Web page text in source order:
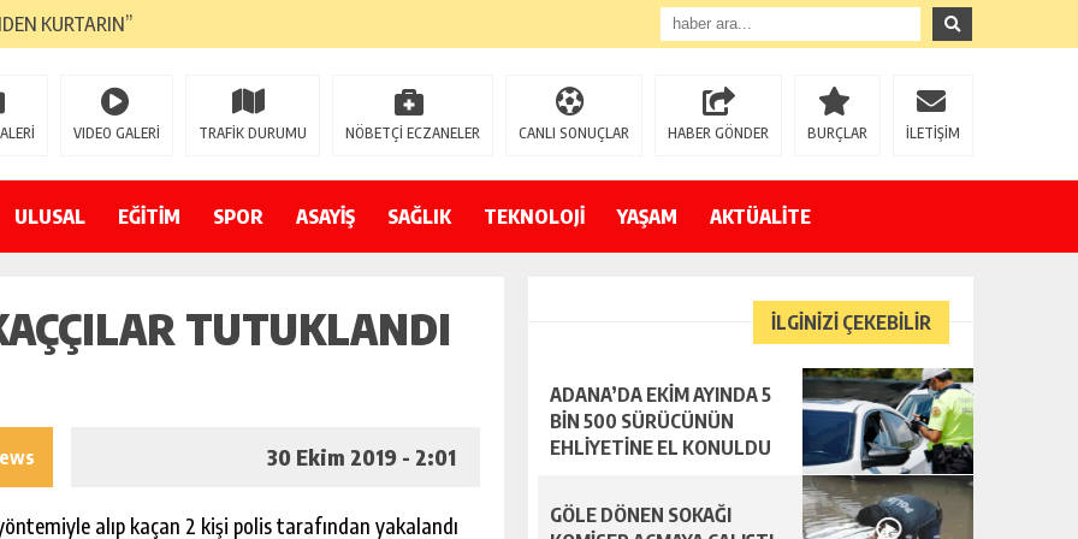
KURTARIN”
YENİ GÖZDESİ OLACAK”
KAMUOYUNA AÇIKLAYIN”
DURMAYA DAVET EDİYORUZ”
VIDEO GALERİ TRAFİK DURUMU NÖBETÇİ ECZANELER CANLI SONUÇLAR HABER GÖNDER BURÇLAR İLETİŞİM
ULUSAL EĞİTİM SPOR ASAYİŞ SAĞLIK TEKNOLOJİ YAŞAM AKTÜALİTE
TUTUKLANDI
30 Ekim 2019 - 2:01
alıp kaçan 2 kişi polis tarafından yakalandı
İLGİNİZİ ÇEKEBİLİR
ADANA’DA EKİM AYINDA 5
BİN 500 SÜRÜCÜNÜN
EHLİYETİNE EL KONULDU
GÖLE DÖNEN SOKAĞI